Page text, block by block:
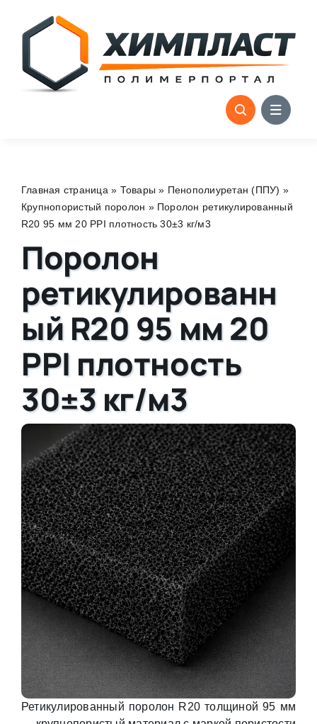
content
Главная страница » Товары » Пенополиуретан (ППУ) »
Крупнопористый поролон » Поролон ретикулированный
R20 95 мм 20 PPI плотность 30±3 кг/м3
Поролон
ретикулированн
ый R20 95 мм 20
PPI плотность
30±3 кг/м3
Ретикулированный поролон R20 толщиной 95 мм